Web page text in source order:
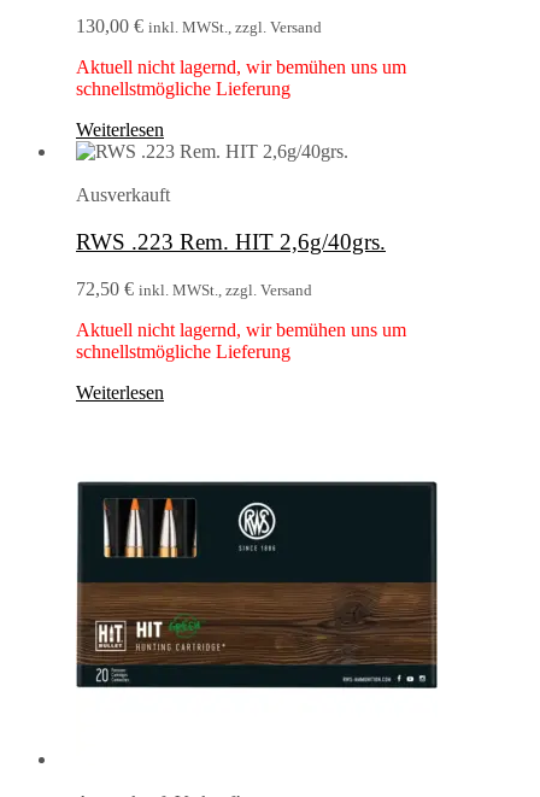
130,00 € inkl. MWSt., zzgl. Versand
Aktuell nicht lagernd, wir bemühen uns um
schnellstmögliche Lieferung
Weiterlesen
Ausverkauft
RWS .223 Rem. HIT 2,6g/40grs.
72,50 € inkl. MWSt., zzgl. Versand
Aktuell nicht lagernd, wir bemühen uns um
schnellstmögliche Lieferung
Weiterlesen